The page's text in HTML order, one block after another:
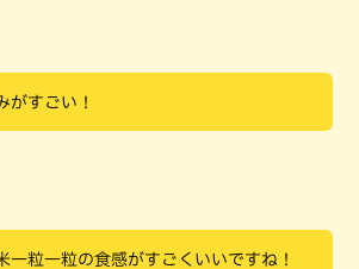
がすごい！
一粒一粒の食感がすごくいいですね！